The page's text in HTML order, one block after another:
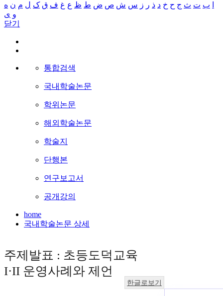
ب ت ث ج ح خ د ذ ر ز س ش ص ض ط ظ ع غ ف ق ک ل م ن ه
و ی
닫기
통합검색
국내학술논문
학위논문
해외학술논문
학술지
단행본
연구보고서
공개강의
home
국내학술논문 상세
주제발표 : 초등도덕교육
I·II 운영사례와 제언
한글로보기